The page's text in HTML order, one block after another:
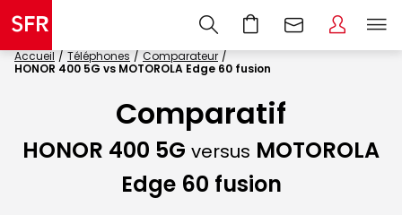
Accueil Téléphones
Comparateur
HONOR 400 5G vs MOTOROLA Edge 60 fusion
Comparatif
HONOR 400 5G versus MOTOROLA
Edge 60 fusion